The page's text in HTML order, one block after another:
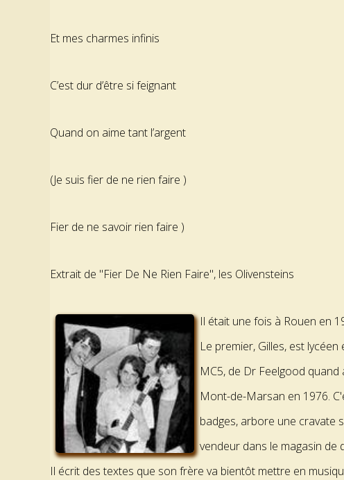
Et mes charmes infinis
C’est dur d’être si feignant
Quand on aime tant l’argent
(Je suis fier de ne rien faire )
Fier de ne savoir rien faire )
Extrait de "Fier De Ne Rien Faire", les Olivensteins
Il était une fois à Rouen en
Le premier, Gilles, est
MC5, de Dr Feelgood quand
Mont-de-Marsan en 1976.
badges, arbore une cravate
vendeur dans le magasin
Il écrit des textes que son frère va bientôt mettre en